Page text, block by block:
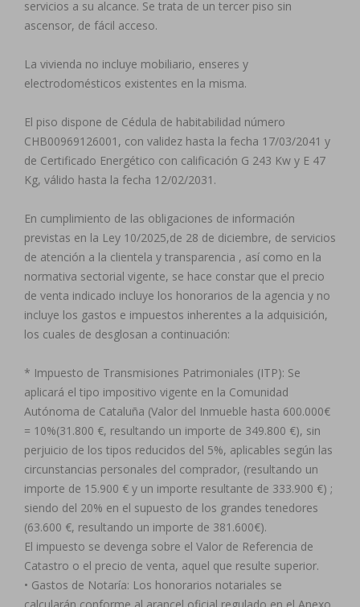
servicios a su alcance. Se trata de un tercer piso sin
ascensor, de fácil acceso.
La vivienda no incluye mobiliario, enseres y
electrodomésticos existentes en la misma.
El piso dispone de Cédula de habitabilidad número
CHB00969126001, con validez hasta la fecha 17/03/2041 y
de Certificado Energético con calificación G 243 Kw y E 47
Kg, válido hasta la fecha 12/02/2031.
En cumplimiento de las obligaciones de información
previstas en la Ley 10/2025,de 28 de diciembre, de servicios
de atención a la clientela y transparencia , así como en la
normativa sectorial vigente, se hace constar que el precio
de venta indicado incluye los honorarios de la agencia y no
incluye los gastos e impuestos inherentes a la adquisición,
los cuales de desglosan a continuación:
* Impuesto de Transmisiones Patrimoniales (ITP): Se
aplicará el tipo impositivo vigente en la Comunidad
Autónoma de Cataluña (Valor del Inmueble hasta 600.000€
= 10%(31.800 €, resultando un importe de 349.800 €), sin
perjuicio de los tipos reducidos del 5%, aplicables según las
circunstancias personales del comprador, (resultando un
importe de 15.900 € y un importe resultante de 333.900 €) ;
siendo del 20% en el supuesto de los grandes tenedores
(63.600 €, resultando un importe de 381.600€).
El impuesto se devenga sobre el Valor de Referencia de
Catastro o el precio de venta, aquel que resulte superior.
• Gastos de Notaría: Los honorarios notariales se